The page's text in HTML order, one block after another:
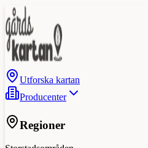
Utforska kartan
Producenter
Regioner